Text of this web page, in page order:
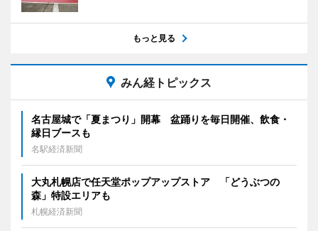
もっと見る
みん経トピックス
名古屋城で「夏まつり」開幕 盆踊りを毎日開催、飲食・
縁日ブースも
名駅経済新聞
大丸札幌店で任天堂ポップアップストア 「どうぶつの
森」特設エリアも
札幌経済新聞